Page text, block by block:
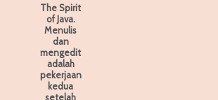
The Spirit
of Java.
Menulis
dan
mengedit
adalah
pekerjaan
kedua
setelah